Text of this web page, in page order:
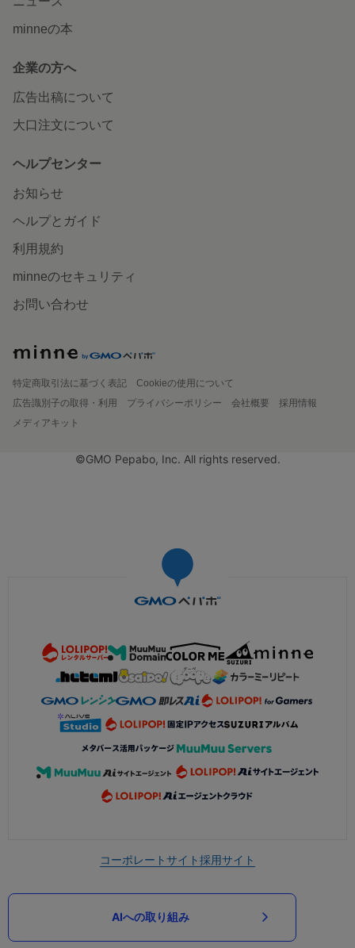
minneの本
企業の方へ
広告出稿について
大口注文について
ヘルプセンター
お知らせ
ヘルプとガイド
利用規約
minneのセキュリティ
お問い合わせ
特定商取引法に基づく表記
Cookieの使用について
広告識別子の取得・利用
プライバシーポリシー 会社概要
採用情報
メディアキット
©GMO Pepabo, Inc. All rights reserved.
コーポレートサイト採用サイト
AIへの取り組み